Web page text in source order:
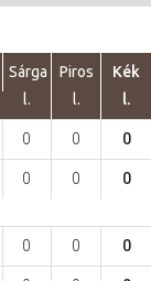
Sárga
l.
Piros
l.
Kék
l.
0 0 0
0 0 0
0 0 0